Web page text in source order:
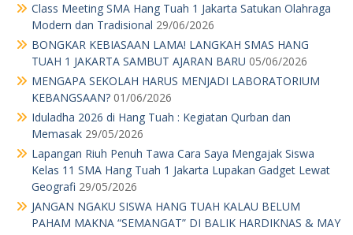
Class Meeting SMA Hang Tuah 1 Jakarta Satukan Olahraga
Modern dan Tradisional 29/06/2026
BONGKAR KEBIASAAN LAMA! LANGKAH SMAS HANG
TUAH 1 JAKARTA SAMBUT AJARAN BARU 05/06/2026
MENGAPA SEKOLAH HARUS MENJADI LABORATORIUM
KEBANGSAAN? 01/06/2026
Iduladha 2026 di Hang Tuah : Kegiatan Qurban dan
Memasak 29/05/2026
Lapangan Riuh Penuh Tawa Cara Saya Mengajak Siswa
Kelas 11 SMA Hang Tuah 1 Jakarta Lupakan Gadget Lewat
Geografi 29/05/2026
JANGAN NGAKU SISWA HANG TUAH KALAU BELUM
PAHAM MAKNA “SEMANGAT” DI BALIK HARDIKNAS & MAY